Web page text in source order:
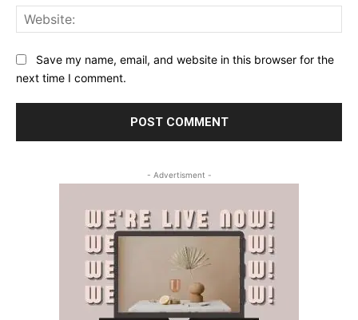
Save my name, email, and website in this browser for the
next time I comment.
- Advertisment -